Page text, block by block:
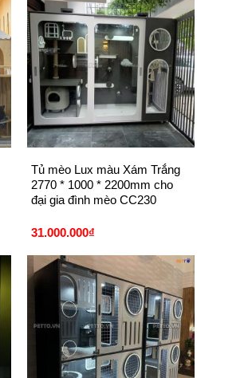
+
Tủ mèo Lux màu Xám Trắng
2770 * 1000 * 2200mm cho
đại gia đình mèo CC230
31.000.000₫